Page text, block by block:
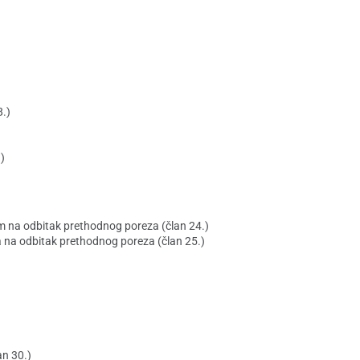
na odbitak prethodnog poreza (član 24.)
odbitak prethodnog poreza (član 25.)
30.)